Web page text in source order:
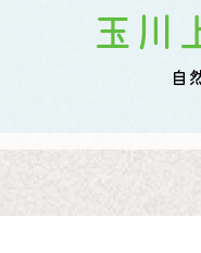
イベン
玉川
自